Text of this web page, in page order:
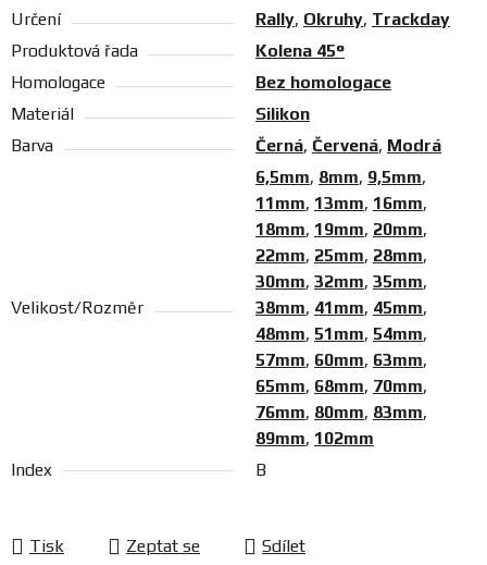
Určení
Rally, Okruhy, Trackday
Produktová řada
Kolena 45°
Homologace
Bez homologace
Materiál
Silikon
Barva
Černá, Červená, Modrá
Velikost/Rozměr
6,5mm, 8mm, 9,5mm,
11mm, 13mm, 16mm,
18mm, 19mm, 20mm,
22mm, 25mm, 28mm,
30mm, 32mm, 35mm,
38mm, 41mm, 45mm,
48mm, 51mm, 54mm,
57mm, 60mm, 63mm,
65mm, 68mm, 70mm,
76mm, 80mm, 83mm,
89mm, 102mm
Index
B
Tisk Zeptat se Sdílet